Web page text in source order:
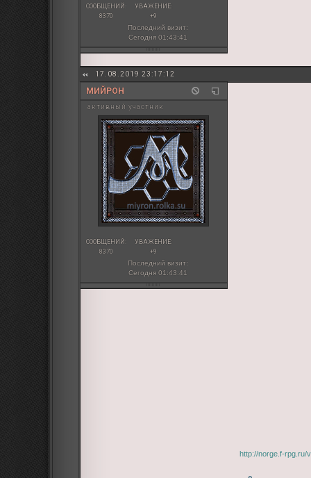
СООБЩЕНИЙ:
8370
УВАЖЕНИЕ:
+9
Последний визит:
Сегодня 01:43:41
17.08.2019 23:17:12
МИЙРОН
активный участник
СООБЩЕНИЙ:
8370
УВАЖЕНИЕ:
+9
Последний визит:
Сегодня 01:43:41
http://norge.f-rpg.ru/